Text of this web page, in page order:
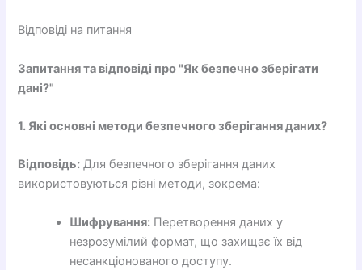
Відповіді на питання
Запитання та відповіді про "Як безпечно зберігати
дані?"
1. Які основні методи безпечного зберігання даних?
Відповідь: Для безпечного зберігання даних
використовуються різні методи, зокрема:
Шифрування: Перетворення даних у
незрозумілий формат, що захищає їх від
несанкціонованого доступу.